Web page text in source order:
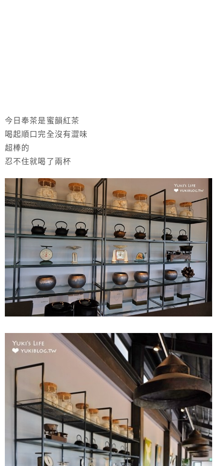
今日奉茶是蜜韻紅茶
喝起順口完全沒有澀味
超棒的
忍不住就喝了兩杯